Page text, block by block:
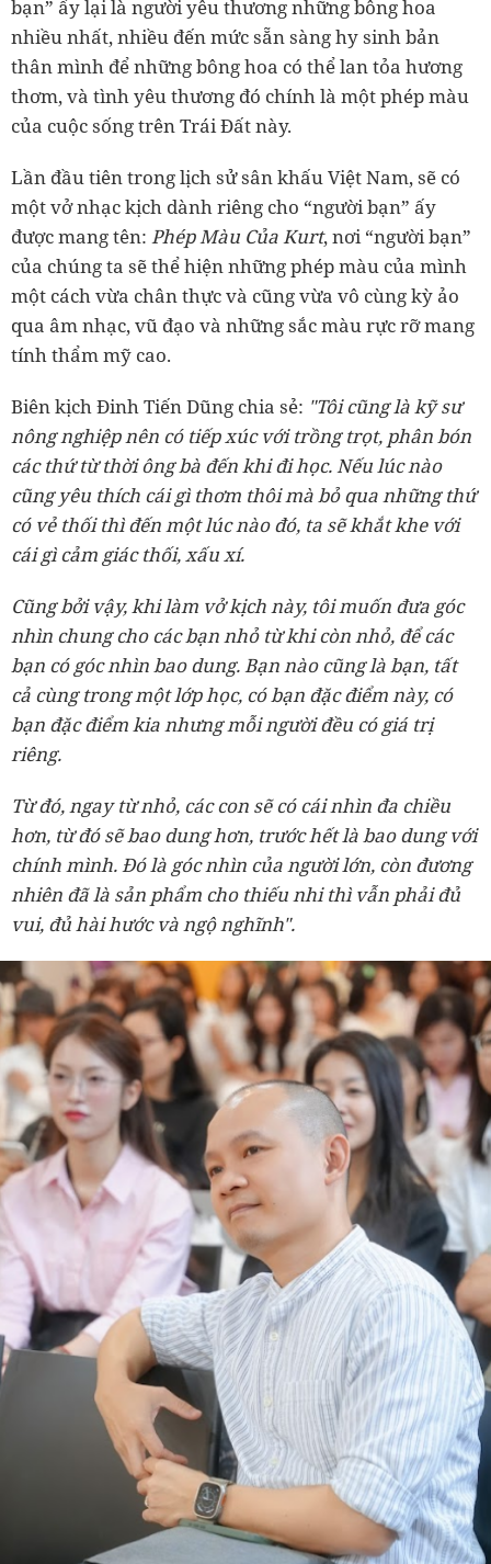
bạn” ấy lại là người yêu thương những bông hoa
nhiều nhất, nhiều đến mức sẵn sàng hy sinh bản
thân mình để những bông hoa có thể lan tỏa hương
thơm, và tình yêu thương đó chính là một phép màu
của cuộc sống trên Trái Đất này.
Lần đầu tiên trong lịch sử sân khấu Việt Nam, sẽ có
một vở nhạc kịch dành riêng cho “người bạn” ấy
được mang tên: Phép Màu Của Kurt, nơi “người bạn”
của chúng ta sẽ thể hiện những phép màu của mình
một cách vừa chân thực và cũng vừa vô cùng kỳ ảo
qua âm nhạc, vũ đạo và những sắc màu rực rỡ mang
tính thẩm mỹ cao.
Biên kịch Đinh Tiến Dũng chia sẻ: "Tôi cũng là kỹ sư
nông nghiệp nên có tiếp xúc với trồng trọt, phân bón
các thứ từ thời ông bà đến khi đi học. Nếu lúc nào
cũng yêu thích cái gì thơm thôi mà bỏ qua những thứ
có vẻ thối thì đến một lúc nào đó, ta sẽ khắt khe với
cái gì cảm giác thối, xấu xí.
Cũng bởi vậy, khi làm vở kịch này, tôi muốn đưa góc
nhìn chung cho các bạn nhỏ từ khi còn nhỏ, để các
bạn có góc nhìn bao dung. Bạn nào cũng là bạn, tất
cả cùng trong một lớp học, có bạn đặc điểm này, có
bạn đặc điểm kia nhưng mỗi người đều có giá trị
riêng.
Từ đó, ngay từ nhỏ, các con sẽ có cái nhìn đa chiều
hơn, từ đó sẽ bao dung hơn, trước hết là bao dung với
chính mình. Đó là góc nhìn của người lớn, còn đương
nhiên đã là sản phẩm cho thiếu nhi thì vẫn phải đủ
vui, đủ hài hước và ngộ nghĩnh".